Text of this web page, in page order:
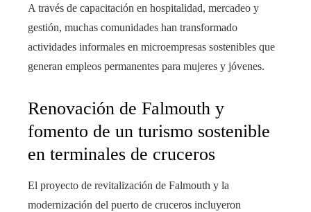
A través de capacitación en hospitalidad, mercadeo y
gestión, muchas comunidades han transformado
actividades informales en microempresas sostenibles que
generan empleos permanentes para mujeres y jóvenes.
Renovación de Falmouth y
fomento de un turismo sostenible
en terminales de cruceros
El proyecto de revitalización de Falmouth y la
modernización del puerto de cruceros incluyeron